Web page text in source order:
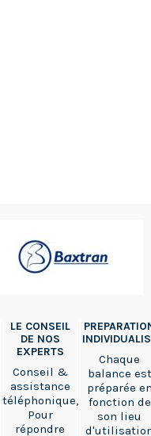
LE CONSEIL
DE NOS
EXPERTS
Conseil &
assistance
téléphonique,
Pour
répondre
Chaque
balance est
préparée
fonction de
son lieu